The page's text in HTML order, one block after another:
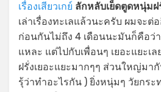
เรื่องเสียวเกย์ ลักหลับเย็ดตูดหนุ่มฝ
เล่าเรื่องทะเลแล้วนะครับ ผมจะต่
ก่อนกันไม่ถึง 4 เดือนนะมันก็คือว่า
แหละ แต่ไปกับเพื่อนๆ เยอะแยะเ
ฝรั่งเยอะแยะมากๆๆ ส่วนใหญ่มา
รุ้ว่าทำอะไรกัน ) ยิ่งหนุ่มๆ วัยกร